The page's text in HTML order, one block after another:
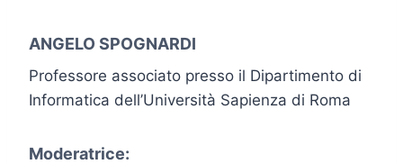
ANGELO SPOGNARDI
Professore associato presso il Dipartimento di
Informatica dell’Università Sapienza di Roma
Moderatrice: